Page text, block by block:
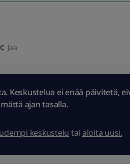
Jaa
Keskustelua ei enää päivitetä,
ajan tasalla.
keskustelu tai aloita uusi.